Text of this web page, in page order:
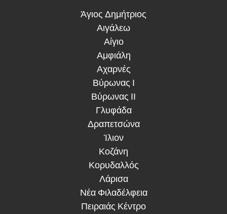
Άγιος Δημήτριος
Αιγάλεω
Αίγιο
Αμφιάλη
Αχαρνές
Βύρωνας Ι
Βύρωνας ΙΙ
Γλυφάδα
Δραπετσώνα
Ίλιον
Κοζάνη
Κορυδαλλός
Λάρισα
Νέα Φιλαδέλφεια
Πειραιάς Κέντρο